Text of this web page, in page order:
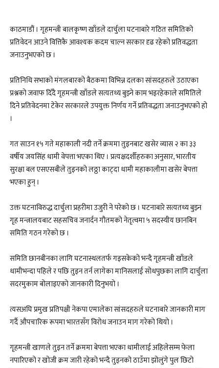
काठमाडौं । गृहमन्त्री बालकृष्ण खाँडले दार्चुला घटनाबारे गठित समितिको
प्रतिवेदन आउने वित्तिकै आवश्यक कदम चाल्न सरकार दृढ रहेको प्रतिवद्धता
जनाउनुभएको छ ।
प्रतिनिधि सभाको मंगलबारको बैठकमा विभिन्न दलका सांसदहरुले उठाएका
प्रश्नको जवाफ दिँदै गृहमन्त्री खाँडले सत्यतथ्य बुझ्ने काम भइरहेकाले समितिले
दिने प्रतिवेदनमा टेकेर सरकारले उपयुक्त निर्णय गर्ने प्रतिवद्धता जनाउनुभएको हो
।
गत साउन १५ गते महाकाली नदी तर्ने क्रममा तुइनबाट खसेर व्यास २ का ३३
वर्षीय जयसिंह धामी वेपत्ता भएका थिए । प्रत्यक्षदर्शीहरुका अनुसार, भारतीय
सुरक्षा बल एसएसबीले तुइनको लठ्ठा काट्दा धामी महाकालीमा खसेर बेपत्ता
भएका हुन् ।
उक्त घटनाविरुद्ध दार्चुला प्रहरीमा उजुरी ने परेको छ । घटनाबारे सत्यतथ्य बुझ्न
गृह मन्त्रालयबाट सहसचिव जनार्दन गौतमको नेतृत्वमा ५ सदस्यीय छानबिन
समिति गठन गरेको छ ।
समिति छानबीनका लागि घटनास्थलतर्फ गइसकेको भन्दै गृहमन्त्री खाँडले
धामीभन्दा पहिले र पछि तुइन तर्न लागेका मानिसलाई सोधपुछका लागि दार्चुला
सदरमुकाम बोलाइएको जानकारी दिनुभयो ।
त्यसअघि प्रमुख प्रतिपक्षी नेकपा एमालेका सांसदहरुले घटनाबारे जानकारी माग
गर्दै औपचारिक रूपमा भारतसँग विरोध जनाउन माग गरेको थियो ।
गृहमन्त्री खाणले तुइन तर्ने क्रममा बेपत्ता भएका धामीलाई अहिलेसम्म फेला
नपारिएको र खोजी क्रम जारी रहेको भन्दै तुइनको ठाउँमा झोलुंगे पुल छिटो